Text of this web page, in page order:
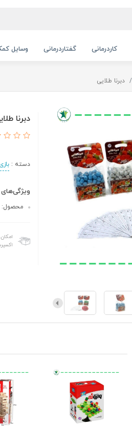
کاردرمانی گفتاردرمانی وسایل
دبرنا طلایی
دبرنا
دسته :
محصول: